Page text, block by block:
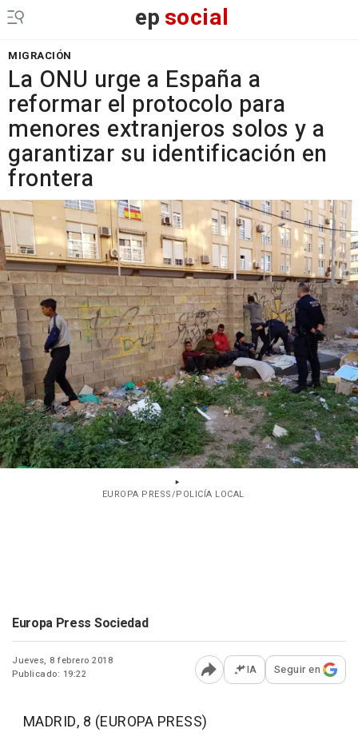
epsocial
MIGRACIÓN
La ONU urge a España a
reformar el protocolo para
menores extranjeros solos y a
garantizar su identificación en
frontera
EUROPA PRESS/POLICÍA LOCAL
Europa Press Sociedad
Jueves, 8 febrero 2018
Publicado: 19:22
Abrir opciones para
IA Seguir en
MADRID, 8 (EUROPA PRESS)